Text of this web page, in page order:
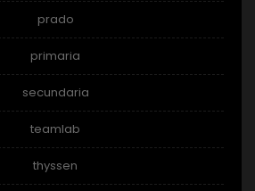
prado
primaria
secundaria
teamlab
thyssen